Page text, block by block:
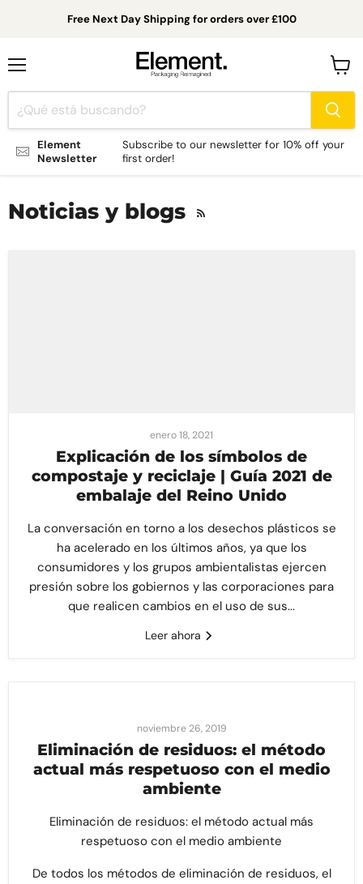
Free Next Day Shipping for orders over £100
Element
Newsletter
Subscribe to our newsletter for 10% off your
first order!
Noticias y blogs
enero 18, 2021
Explicación de los símbolos de
compostaje y reciclaje | Guía 2021 de
embalaje del Reino Unido
La conversación en torno a los desechos plásticos se
ha acelerado en los últimos años, ya que los
consumidores y los grupos ambientalistas ejercen
presión sobre los gobiernos y las corporaciones para
que realicen cambios en el uso de sus...
Leer ahora
noviembre 26, 2019
Eliminación de residuos: el método
actual más respetuoso con el medio
ambiente
Eliminación de residuos: el método actual más
respetuoso con el medio ambiente
De todos los métodos de eliminación de residuos, el